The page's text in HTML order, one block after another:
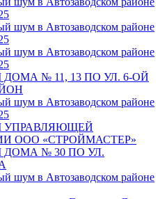
шум в Автозаводском районе
шум в Автозаводском районе
№ 11, 13 ПО УЛ. 6-ОЙ
шум в Автозаводском районе
УПРАВЛЯЮЩЕЙ
ООО «СТРОЙМАСТЕР»
№ 30 ПО УЛ.
шум в Автозаводском районе